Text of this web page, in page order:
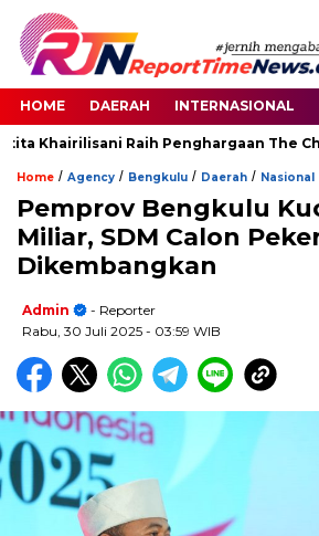
HOME DAERAH INTERNASIONAL
Raih Penghargaan The
Home / Agency / Bengkulu / Daerah / Nasional
Pemprov Bengkulu
Miliar, SDM Calon
Dikembangkan
Admin
- Reporter
Rabu, 30 Juli 2025 - 03:59 WIB